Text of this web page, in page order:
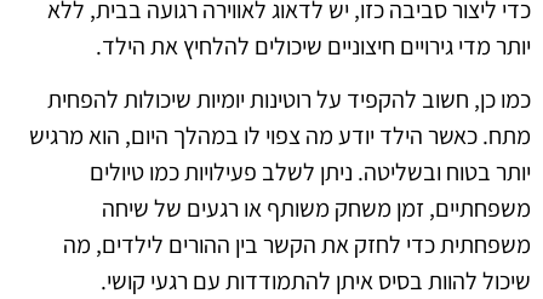
כדי ליצור סביבה כזו, יש לדאוג לאווירה רגועה בבית, ללא
יותר מדי גירויים חיצוניים שיכולים להלחיץ את הילד.
כמו כן, חשוב להקפיד על רוטינות יומיות שיכולות להפחית
מתח. כאשר הילד יודע מה צפוי לו במהלך היום, הוא מרגיש
יותר בטוח ובשליטה. ניתן לשלב פעילויות כמו טיולים
משפחתיים, זמן משחק משותף או רגעים של שיחה
משפחתית כדי לחזק את הקשר בין ההורים לילדים, מה
שיכול להוות בסיס איתן להתמודדות עם רגעי קושי.